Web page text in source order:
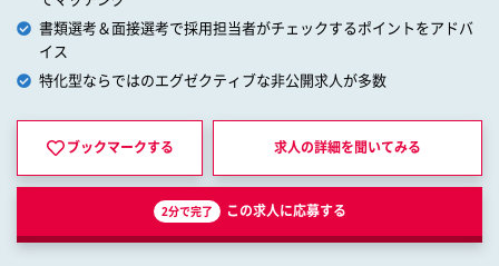
書類選考＆面接選考で採用担当者がチェックするポイントをアドバ
イス
特化型ならではのエグゼクティブな非公開求人が多数
ブックマークする 求人の詳細を聞いてみる
2分で完了 この求人に応募する